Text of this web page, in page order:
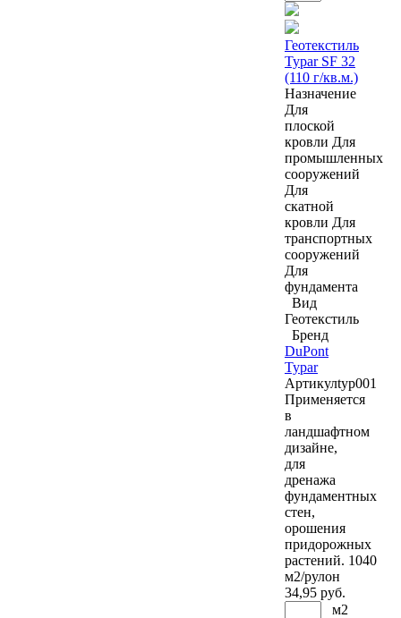
Геотекстиль
Typar SF 32
(110 г/кв.м.)
Назначение
Для
плоской
кровли Для
промышленных
сооружений
Для
скатной
кровли Для
транспортных
сооружений
Для
фундамента
Вид
Геотекстиль
Бренд
DuPont
Typar
Артикулtyp001
Применяется
в
ландшафтном
дизайне,
для
дренажа
фундаментных
стен,
орошения
придорожных
растений. 1040
м2/рулон
34,95 руб.
м2